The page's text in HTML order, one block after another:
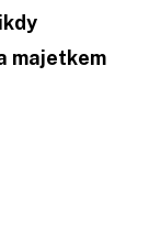
majetkem